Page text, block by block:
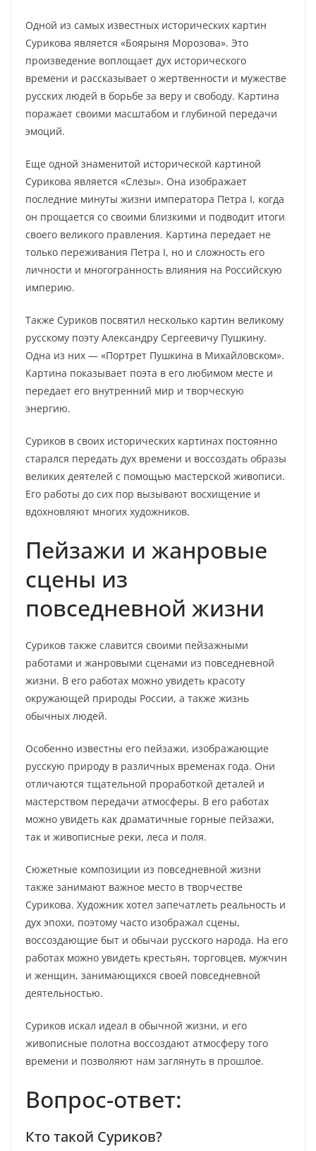
Одной из самых известных исторических картин
Сурикова является «Боярыня Морозова». Это
произведение воплощает дух исторического
времени и рассказывает о жертвенности и мужестве
русских людей в борьбе за веру и свободу. Картина
поражает своими масштабом и глубиной передачи
эмоций.
Еще одной знаменитой исторической картиной
Сурикова является «Слезы». Она изображает
последние минуты жизни императора Петра I, когда
он прощается со своими близкими и подводит итоги
своего великого правления. Картина передает не
только переживания Петра I, но и сложность его
личности и многогранность влияния на Российскую
империю.
Также Суриков посвятил несколько картин великому
русскому поэту Александру Сергеевичу Пушкину.
Одна из них — «Портрет Пушкина в Михайловском».
Картина показывает поэта в его любимом месте и
передает его внутренний мир и творческую
энергию.
Суриков в своих исторических картинах постоянно
старался передать дух времени и воссоздать образы
великих деятелей с помощью мастерской живописи.
Его работы до сих пор вызывают восхищение и
вдохновляют многих художников.
Пейзажи и жанровые
сцены из
повседневной жизни
Суриков также славится своими пейзажными
работами и жанровыми сценами из повседневной
жизни. В его работах можно увидеть красоту
окружающей природы России, а также жизнь
обычных людей.
Особенно известны его пейзажи, изображающие
русскую природу в различных временах года. Они
отличаются тщательной проработкой деталей и
мастерством передачи атмосферы. В его работах
можно увидеть как драматичные горные пейзажи,
так и живописные реки, леса и поля.
Сюжетные композиции из повседневной жизни
также занимают важное место в творчестве
Сурикова. Художник хотел запечатлеть реальность и
дух эпохи, поэтому часто изображал сцены,
воссоздающие быт и обычаи русского народа. На его
работах можно увидеть крестьян, торговцев, мужчин
и женщин, занимающихся своей повседневной
деятельностью.
Суриков искал идеал в обычной жизни, и его
живописные полотна воссоздают атмосферу того
времени и позволяют нам заглянуть в прошлое.
Вопрос-ответ:
Кто такой Суриков?